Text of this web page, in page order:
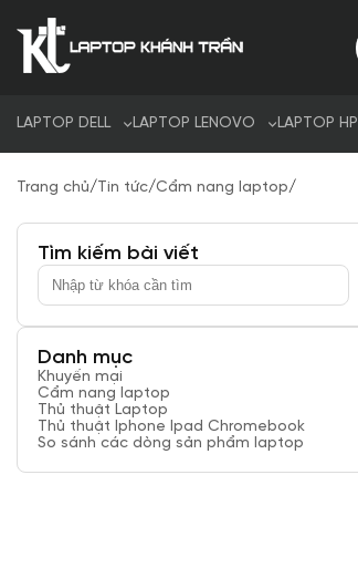
LAPTOP DELL LAPTOP LENOVO LAPTOP HP
Trang chủ/Tin tức/Cẩm nang laptop/
Tìm kiếm bài viết
Danh mục
Khuyến mại
Cẩm nang laptop
Thủ thuật Laptop
Thủ thuật Iphone Ipad Chromebook
So sánh các dòng sản phẩm laptop